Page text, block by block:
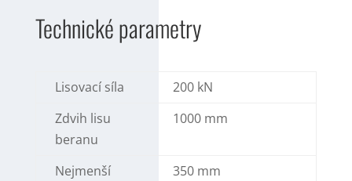
Technické parametry
Lisovací síla
200 kN
Zdvih lisu
beranu
1000 mm
Nejmenší
350 mm